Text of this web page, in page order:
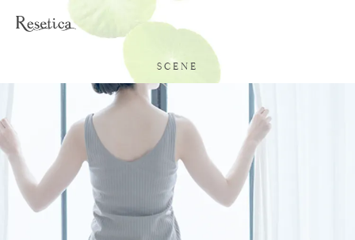
SCENE